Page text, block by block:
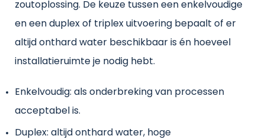
zoutoplossing. De keuze tussen een enkelvoudige
en een duplex of triplex uitvoering bepaalt of er
altijd onthard water beschikbaar is én hoeveel
installatieruimte je nodig hebt.
Enkelvoudig: als onderbreking van processen
acceptabel is.
Duplex: altijd onthard water, hoge